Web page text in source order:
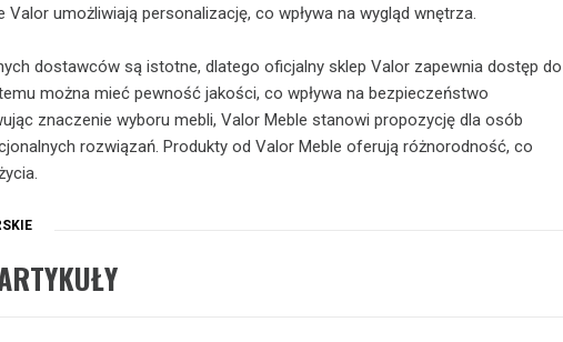
Valor umożliwiają personalizację, co wpływa na wygląd wnętrza.
dostawców są istotne, dlatego oficjalny sklep Valor zapewnia dostęp do
można mieć pewność jakości, co wpływa na bezpieczeństwo
znaczenie wyboru mebli, Valor Meble stanowi propozycję dla osób
rozwiązań. Produkty od Valor Meble oferują różnorodność, co